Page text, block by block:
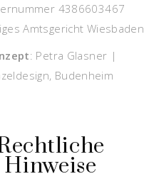
4386603467
Amtsgericht Wiesbaden
: Petra Glasner |
Budenheim
Hinweise